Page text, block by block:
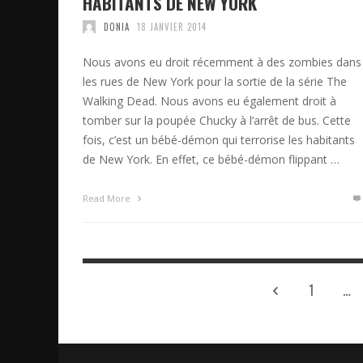
DONIA 18 JANVIER 2014
Nous avons eu droit récemment à des zombies dans
les rues de New York pour la sortie de la série The
Walking Dead. Nous avons eu également droit à
tomber sur la poupée Chucky à l’arrêt de bus. Cette
fois, c’est un bébé-démon qui terrorise les habitants
de New York. En effet, ce bébé-démon flippant …
Read More
1 …